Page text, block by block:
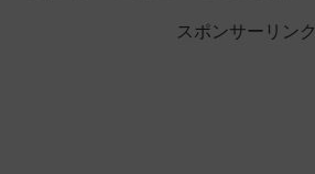
スポンサーリンク